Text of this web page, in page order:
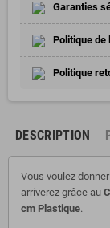
Garanties
Politique de
Politique
DESCRIPTION
Vous voulez
arriverez grâce au
cm Plastique.